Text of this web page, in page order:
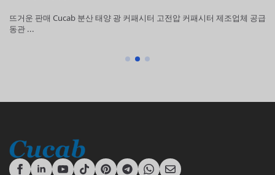
뜨거운 판매 Cucab 분산 태양 광 커패시터 고전압 커패시터 제조업체 공급
동관 ...